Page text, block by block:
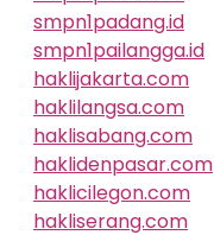
smpn1padang.id
smpn1pailangga.id
haklijakarta.com
haklilangsa.com
haklisabang.com
haklidenpasar.com
haklicilegon.com
hakliserang.com